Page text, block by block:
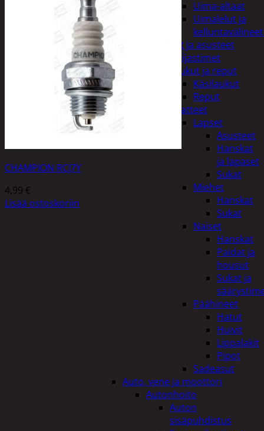
Uima-altaat
Uimalelut ja
kelluntavälineet
Vaatteet ja asusteet
Heijastimet
Laukut ja reput
Käsilaukut
Reput
Vaatteet
Lapset
Asusteet
Hanskat
ja lapaset
Sukat
Miehet
Hanskat
Sukat
Naiset
Hanskat
Paidat ja
housut
Sukat ja
Päähineet
Hatut
Huivit
Lippalakit
Pipot
Sadeasut
Auto, vene ja moottori
Autonhoito
Auton
sisäpuhdistus
CHAMPION RCJ7Y
4,99 €
Lisää ostoskoriin